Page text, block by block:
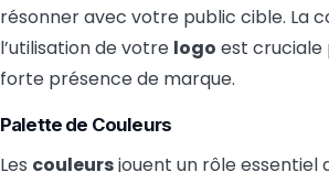
résonner avec votre public cible. La
l’utilisation de votre logo est cruciale
forte présence de marque.
Palette de Couleurs
Les couleursjouent un rôle essentiel